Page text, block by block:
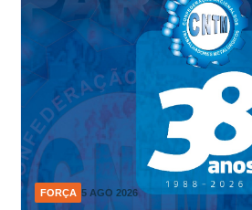
FORÇA 5 AGO 2026